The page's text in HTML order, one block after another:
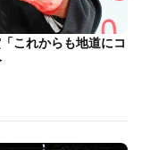
これからも地道にコ